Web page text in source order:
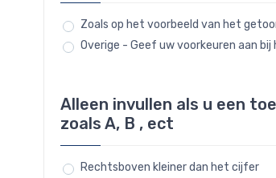
Zoals op het voorbeeld van het
Overige - Geef uw voorkeuren aan
Alleen invullen als u een
zoals A, B , ect
Rechtsboven kleiner dan het cijfer